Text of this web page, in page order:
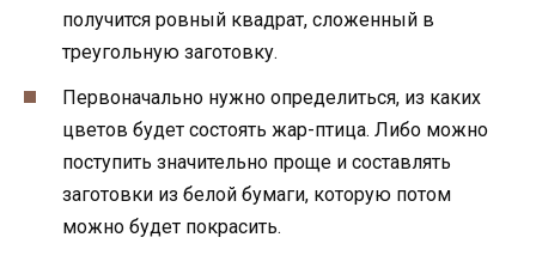
получится ровный квадрат, сложенный в
треугольную заготовку.
Первоначально нужно определиться, из каких
цветов будет состоять жар-птица. Либо можно
поступить значительно проще и составлять
заготовки из белой бумаги, которую потом
можно будет покрасить.